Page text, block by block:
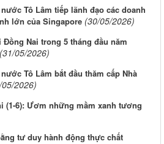
Tô Lâm tiếp lãnh đạo các doanh
lớn của Singapore (30/05/2026)
Nai trong 5 tháng đầu năm
(31/05/2026)
Tô Lâm bắt đầu thăm cấp Nhà
2026)
(1-6): Ươm những mầm xanh tương
tư duy hành động thực chất